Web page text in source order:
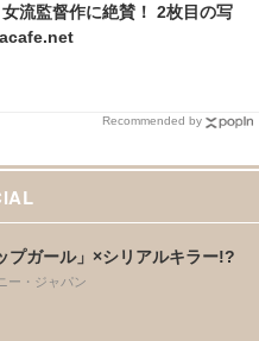
流監督作に絶賛！ 2枚目の写
Recommended by
プガール」×シリアルキラー!?
ー・ジャパン